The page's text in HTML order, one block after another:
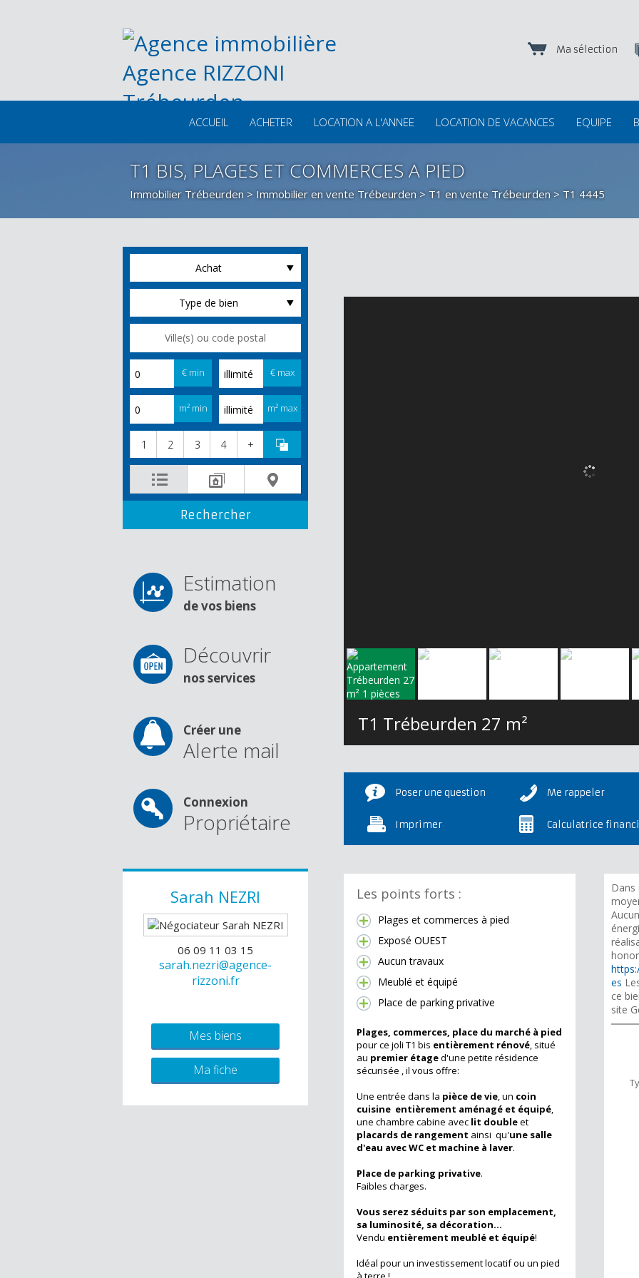
Ma sélection
ACCUEIL ACHETER LOCATION A L'ANNEE LOCATION DE VACANCES EQUIPE
T1 BIS, PLAGES ET COMMERCES A PIED
Immobilier Trébeurden > Immobilier en vente Trébeurden > T1 en vente Trébeurden > T1 4445
Achat
Type de bien
€ min € max
m² min m² max
1 2 3 4 +
Estimation
de vos biens
Découvrir
nos services
Créer une
Alerte mail
Connexion
Propriétaire
Sarah NEZRI
06 09 11 03 15
sarah.nezri@agence-
rizzoni.fr
Mes biens
Ma fiche
T1 Trébeurden 27 m²
Poser une question Me rappeler
Imprimer Calculatrice
Les points forts :
Plages et commerces à pied
Exposé OUEST
Aucun travaux
Meublé et équipé
Place de parking privative
Plages, commerces, place du marché à pied
pour ce joli T1 bis entièrement rénové, situé
au premier étaged'une petite résidence
sécurisée , il vous offre:
Une entrée dans la pièce de vie, un coin
cuisine entièrement aménagé et équipé,
une chambre cabine avec lit doubleet
placards de rangement ainsi qu'une salle
d'eau avec WC et machine à laver.
Place de parking privative.
Faibles charges.
Vous serez séduits par son emplacement,
sa luminosité, sa décoration...
Vendu entièrement meublé et équipé!
Idéal pour un investissement locatif ou un pied
Dans
es
ce
site